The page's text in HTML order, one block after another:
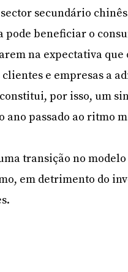
secundário
pode beneficiar o
na expectativa
e empresas a
por isso, um
ano passado ao ritmo
transição no
em detrimento do